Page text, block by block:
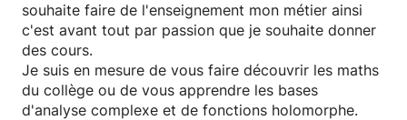
souhaite faire de l'enseignement mon métier ainsi
c'est avant tout par passion que je souhaite donner
des cours.
Je suis en mesure de vous faire découvrir les maths
du collège ou de vous apprendre les bases
d'analyse complexe et de fonctions holomorphe.